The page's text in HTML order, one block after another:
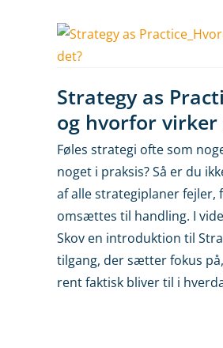
Strategy as
og hvorfor virker
Føles strategi ofte som
noget i praksis? Så er du
af alle strategiplaner fejler,
omsættes til handling. I
Skov en introduktion til
tilgang, der sætter fokus
rent faktisk bliver til i